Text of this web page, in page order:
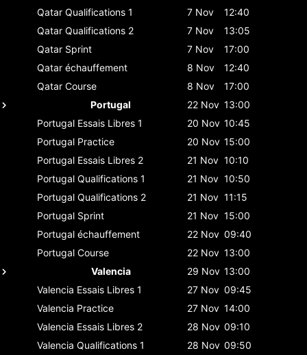
Qatar Qualifications 1 7 Nov
12:40
Qatar Qualifications 2 7 Nov
13:05
Qatar Sprint 7 Nov
17:00
Qatar échauffement 8 Nov
12:40
Qatar Course 8 Nov
17:00
Portugal
22 Nov 13:00
Portugal Essais Libres 1 20 Nov 10:45
Portugal Practice 20 Nov 15:00
Portugal Essais Libres 2 21 Nov 10:10
Portugal Qualifications 1 21 Nov 10:50
Portugal Qualifications 2 21 Nov 11:15
Portugal Sprint 21 Nov 15:00
Portugal échauffement 22 Nov 09:40
Portugal Course 22 Nov 13:00
Valencia
29 Nov 13:00
Valencia Essais Libres 1 27 Nov 09:45
Valencia Practice 27 Nov 14:00
Valencia Essais Libres 2 28 Nov 09:10
Valencia Qualifications 1 28 Nov 09:50